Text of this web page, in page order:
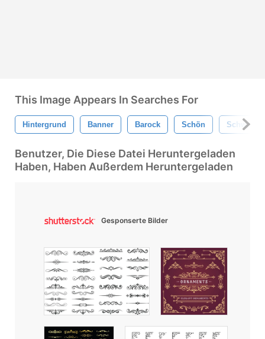
This Image Appears In Searches For
Hintergrund Banner Barock Schön Schwarz
Benutzer, Die Diese Datei Heruntergeladen
Haben, Haben Außerdem Heruntergeladen
Gesponserte Bilder